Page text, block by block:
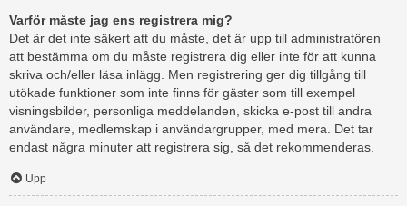
Varför måste jag ens registrera mig?
Det är det inte säkert att du måste, det är upp till administratören
att bestämma om du måste registrera dig eller inte för att kunna
skriva och/eller läsa inlägg. Men registrering ger dig tillgång till
utökade funktioner som inte finns för gäster som till exempel
visningsbilder, personliga meddelanden, skicka e-post till andra
användare, medlemskap i användargrupper, med mera. Det tar
endast några minuter att registrera sig, så det rekommenderas.
Upp